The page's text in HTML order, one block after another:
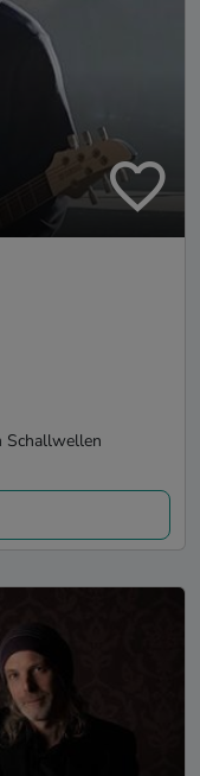
Schallwellen